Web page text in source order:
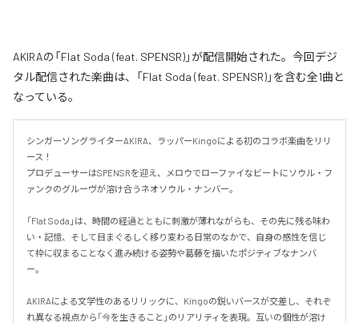
AKIRAの「Flat Soda (feat. SPENSR)」が配信開始された。今回デジ
タル配信された楽曲は、「Flat Soda (feat. SPENSR)」を含む全1曲と
なっている。
シンガーソングライターAKIRA、ラッパーKingoによる初のコラボ楽曲をリリ
ース！
プロデューサーはSPENSRを迎え、メロウでローファイなビートにソウル・フ
ァンクのグルーヴが溶け合うネオソウル・ナンバー。
「Flat Soda」は、時間の経過とともに刺激が薄れながらも、その先に残る味わ
い・記憶、そして目まぐるしく移り変わる日常のなかで、自身の感性を信じ
て枠に収まることなく進み続ける姿勢や葛藤を描いたポジティブなナンバ
ー。
AKIRAによる文学性のあるリリックに、Kingoの鋭いバースが交差し、それぞ
れ異なる視点から「今を生きること」のリアリティを表現。互いの個性が溶け